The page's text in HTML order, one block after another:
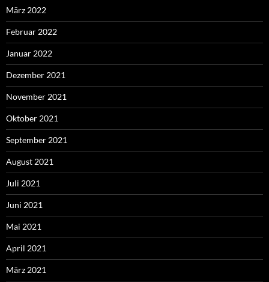
März 2022
Februar 2022
Januar 2022
Dezember 2021
November 2021
Oktober 2021
September 2021
August 2021
Juli 2021
Juni 2021
Mai 2021
April 2021
März 2021